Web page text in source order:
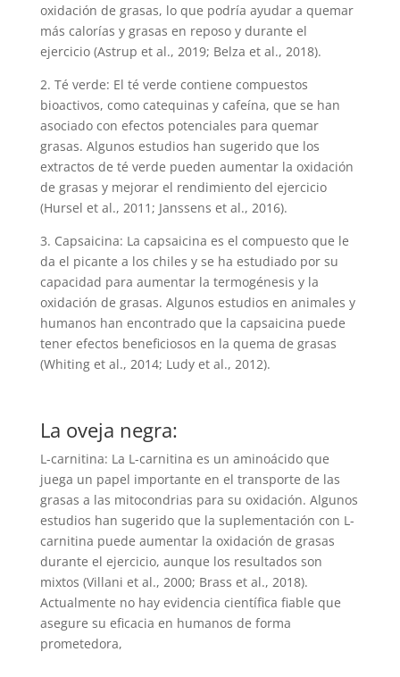
oxidación de grasas, lo que podría ayudar a quemar
más calorías y grasas en reposo y durante el
ejercicio (Astrup et al., 2019; Belza et al., 2018).
2. Té verde: El té verde contiene compuestos
bioactivos, como catequinas y cafeína, que se han
asociado con efectos potenciales para quemar
grasas. Algunos estudios han sugerido que los
extractos de té verde pueden aumentar la oxidación
de grasas y mejorar el rendimiento del ejercicio
(Hursel et al., 2011; Janssens et al., 2016).
3. Capsaicina: La capsaicina es el compuesto que le
da el picante a los chiles y se ha estudiado por su
capacidad para aumentar la termogénesis y la
oxidación de grasas. Algunos estudios en animales y
humanos han encontrado que la capsaicina puede
tener efectos beneficiosos en la quema de grasas
(Whiting et al., 2014; Ludy et al., 2012).
La oveja negra:
L-carnitina: La L-carnitina es un aminoácido que
juega un papel importante en el transporte de las
grasas a las mitocondrias para su oxidación. Algunos
estudios han sugerido que la suplementación con L-
carnitina puede aumentar la oxidación de grasas
durante el ejercicio, aunque los resultados son
mixtos (Villani et al., 2000; Brass et al., 2018).
Actualmente no hay evidencia científica fiable que
asegure su eficacia en humanos de forma
prometedora,